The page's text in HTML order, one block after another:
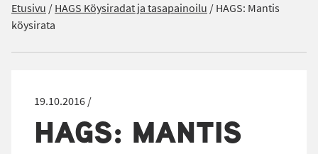
Etusivu /HAGS Köysiradat ja tasapainoilu /HAGS: Mantis
köysirata
19.10.2016 /
HAGS: MANTIS